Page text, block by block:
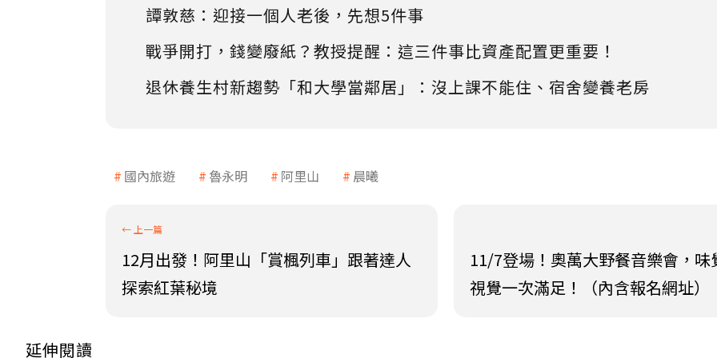
譚敦慈：迎接一個人老後，先想5件事
戰爭開打，錢變廢紙？教授提醒：這三件事比資產配置更重要！
退休養生村新趨勢「和大學當鄰居」：沒上課不能住、宿舍變養老房
國內旅遊 魯永明 阿里山 晨曦
12月出發！阿里山「賞楓列車」跟著達人
探索紅葉秘境
11/7登場！奧萬大野餐音樂會，味
視覺一次滿足！（內含報名網址）
延伸閱讀